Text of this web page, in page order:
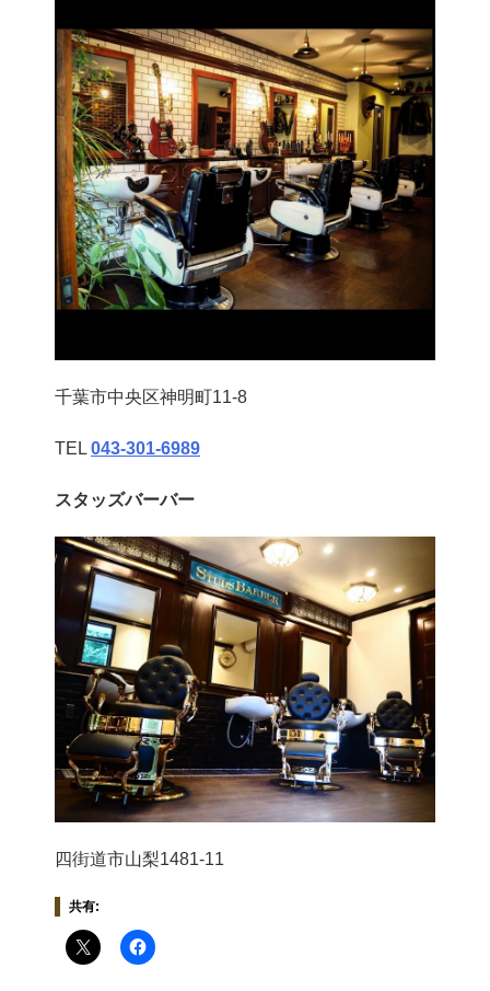
千葉市中央区神明町11-8
TEL 043‐301‐6989
スタッズバーバー
四街道市山梨1481-11
共有: